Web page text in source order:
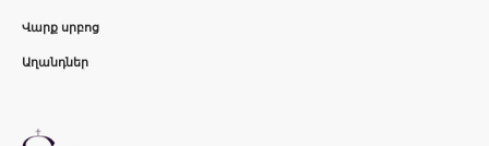
Վարք սրբոց
Աղանդներ